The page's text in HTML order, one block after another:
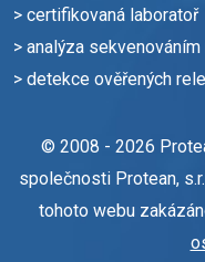
> certifikovaná laboratoř
> analýza
> detekce ověřených
© 2008 - 2026
společnosti Protean,
tohoto webu